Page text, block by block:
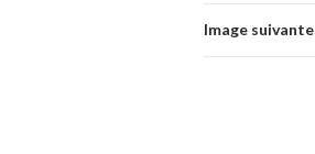
Image suivante